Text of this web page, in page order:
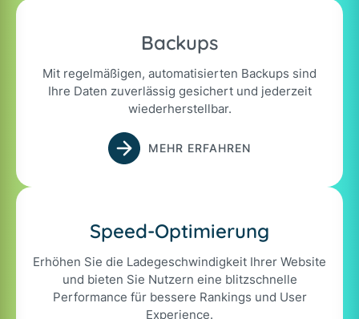
Backups
Mit regelmäßigen, automatisierten Backups sind
Ihre Daten zuverlässig gesichert und jederzeit
wiederherstellbar.
MEHR ERFAHREN
Speed-Optimierung
Erhöhen Sie die Ladegeschwindigkeit Ihrer Website
und bieten Sie Nutzern eine blitzschnelle
Performance für bessere Rankings und User
Experience.